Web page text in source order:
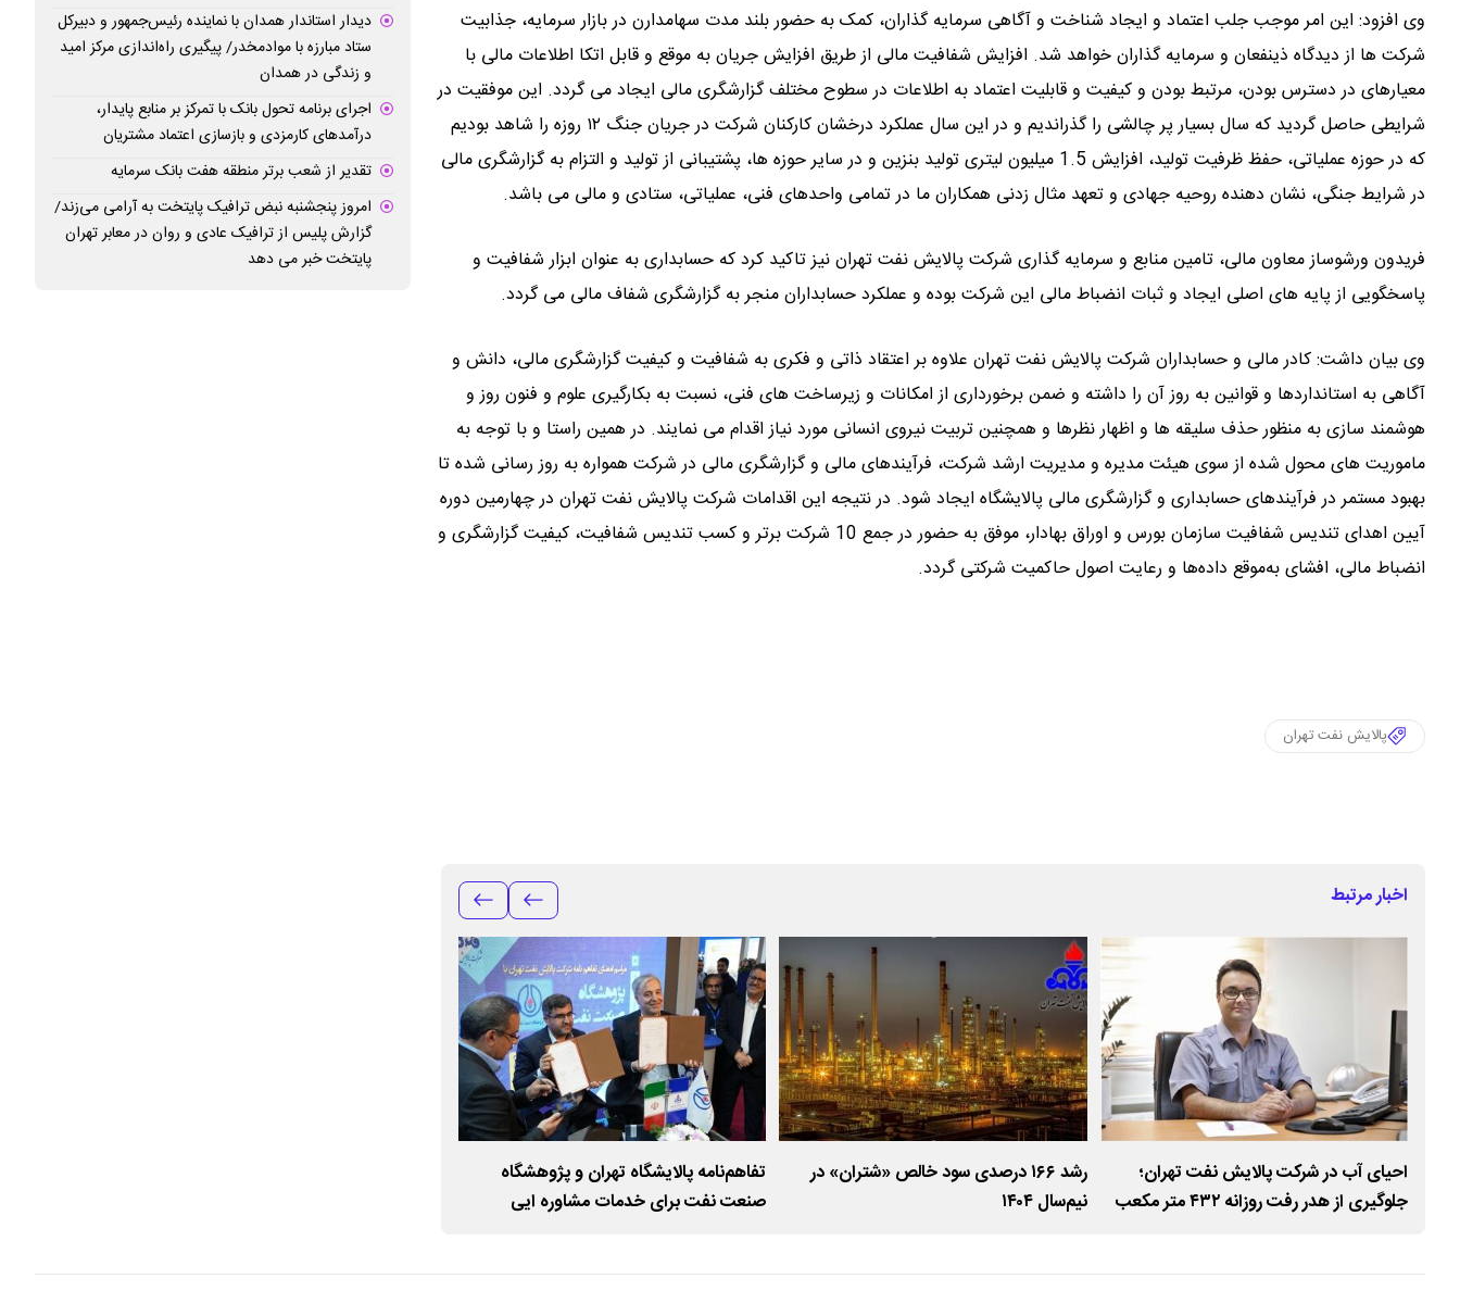
وی افزود: این امر موجب جلب اعتماد و ایجاد شناخت و آگاهی سرمایه گذاران، کمک به حضور بلند مدت سهامدارن در بازار سرمایه، جذابیت
شرکت ها از دیدگاه ذینفعان و سرمایه گذاران خواهد شد. افزایش شفافیت مالی از طریق افزایش جریان به موقع و قابل اتکا اطلاعات مالی با
معیارهای در دسترس بودن، مرتبط بودن و کیفیت و قابلیت اعتماد به اطلاعات در سطوح مختلف گزارشگری مالی ایجاد می گردد. این موفقیت در
شرایطی حاصل گردید که سال بسیار پر چالشی را گذراندیم و در این سال عملکرد درخشان کارکنان شرکت در جریان جنگ ۱۲ روزه را شاهد بودیم
که در حوزه عملیاتی، حفظ ظرفیت تولید، افزایش 1.5 میلیون لیتری تولید بنزین و در سایر حوزه ها، پشتیبانی از تولید و التزام به گزارشگری مالی
در شرایط جنگی، نشان دهنده روحیه جهادی و تعهد مثال زدنی همکاران ما در تمامی واحدهای فنی، عملیاتی، ستادی و مالی می باشد.
فریدون ورشوساز معاون مالی، تامین منابع و سرمایه گذاری شرکت پالایش نفت تهران نیز تاکید کرد که حسابداری به عنوان ابزار شفافیت و
پاسخگویی از پایه های اصلی ایجاد و ثبات انضباط مالی این شرکت بوده و عملکرد حسابداران منجر به گزارشگری شفاف مالی می گردد.
وی بیان داشت: کادر مالی و حسابداران شرکت پالایش نفت تهران علاوه بر اعتقاد ذاتی و فکری به شفافیت و کیفیت گزارشگری مالی، دانش و
آگاهی به استانداردها و قوانین به روز آن را داشته و ضمن برخورداری از امکانات و زیرساخت های فنی، نسبت به بکارگیری علوم و فنون روز و
هوشمند سازی به منظور حذف سلیقه ها و اظهار نظرها و همچنین تربیت نیروی انسانی مورد نیاز اقدام می نمایند. در همین راستا و با توجه به
ماموریت های محول شده از سوی هیئت مدیره و مدیریت ارشد شرکت، فرآیندهای مالی و گزارشگری مالی در شرکت همواره به روز رسانی شده تا
بهبود مستمر در فرآیندهای حسابداری و گزارشگری مالی پالایشگاه ایجاد شود. در نتیجه این اقدامات شرکت پالایش نفت تهران در چهارمین دوره
آیین اهدای تندیس شفافیت سازمان بورس و اوراق بهادار، موفق به حضور در جمع 10 شرکت برتر و کسب تندیس شفافیت، کیفیت گزارشگری و
انضباط مالی، افشای به‌موقع داده‌ها و رعایت اصول حاکمیت شرکتی گردد.
پالایش نفت تهران
اخبار مرتبط
احیای آب در شرکت پالایش نفت تهران؛
جلوگیری از هدر رفت روزانه ۴۳۲ متر مکعب
رشد ۱۶۶ درصدی سود خالص «شتران» در
نیم‌سال ۱۴۰۴
تفاهم‌نامه پالایشگاه تهران و پژوهشگاه
صنعت نفت برای خدمات مشاوره ایی
دیدار استاندار همدان با نماینده رئیس‌جمهور و دبیرکل
ستاد مبارزه با موادمخدر/ پیگیری راه‌اندازی مرکز امید
و زندگی در همدان
اجرای برنامه تحول بانک با تمرکز بر منابع پایدار،
درآمدهای کارمزدی و بازسازی اعتماد مشتریان
تقدیر از شعب برتر منطقه هفت بانک سرمایه
امروز پنجشنبه نبض ترافیک پایتخت به آرامی می‌زند/
گزارش پلیس از ترافیک عادی و روان در معابر تهران
پایتخت خبر می دهد